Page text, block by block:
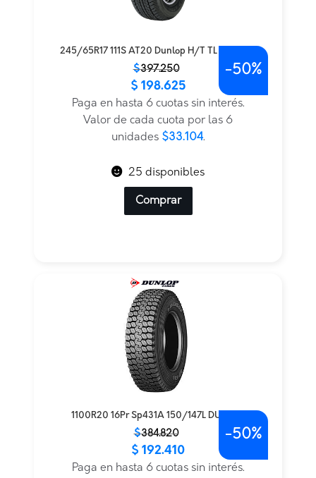
245/65R17 111S AT20 Dunlop H/T TL BLK THA
$397.250
original
actual
$ 198.625
Paga en hasta 6 cuotas sin interés.
Valor de cada cuota por las 6
unidades $33.104.
-50%
25 disponibles
Comprar
1100R20 16Pr Sp431A 150/147L DUNLOP
$384.820
original
actual
$ 192.410
Paga en hasta 6 cuotas sin interés.
-50%